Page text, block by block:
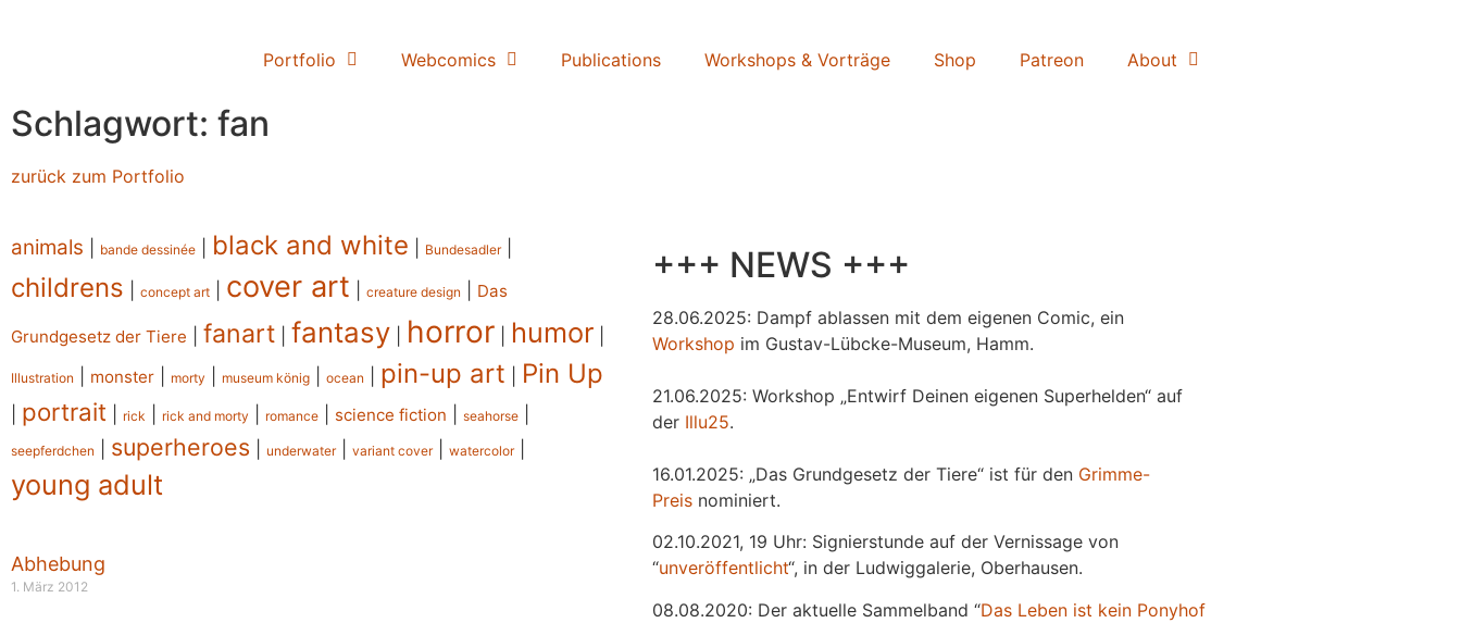
Portfolio Webcomics Publications Workshops & Vorträge Shop Patreon About
Schlagwort: fan
zurück zum Portfolio
animals bande dessinée black and white Bundesadler|
childrens concept art cover art creature design Das
Grundgesetz der Tiere fanart fantasy horror humor
Illustration monster morty museum könig ocean pin-up art Pin Up
portrait rick rick and morty romance science fiction seahorse
seepferdchen superheroes underwater| variant cover| watercolor|
young adult
Abhebung
1. März 2012
+++ NEWS +++
28.06.2025: Dampf ablassen mit dem eigenen Comic, ein
Workshop im Gustav-Lübcke-Museum, Hamm.
21.06.2025: Workshop „Entwirf Deinen eigenen Superhelden“ auf
der Illu25.
16.01.2025: „Das Grundgesetz der Tiere“ ist für den Grimme-
Preis nominiert.
02.10.2021, 19 Uhr: Signierstunde auf der Vernissage von
“unveröffentlicht“, in der Ludwiggalerie, Oberhausen.
08.08.2020: Der aktuelle Sammelband “Das Leben ist kein Ponyhof